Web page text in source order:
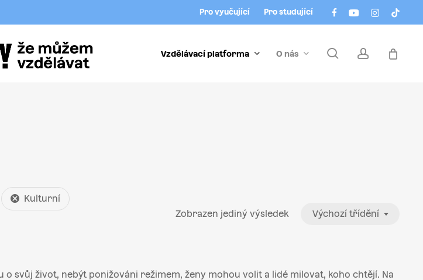
facebookyoutubeinstagram
tiktok
Pro vyučující Pro studující
Vzdělávací platforma O nás searchaccount
Kulturní
Zobrazen jediný výsledek Výchozí třídění
o svůj život, nebýt ponižováni režimem, ženy mohou volit a lidé milovat, koho chtějí. Na
Menu